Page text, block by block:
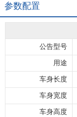
参数配置
公告型号
用途
车身长度
车身宽度
车身高度